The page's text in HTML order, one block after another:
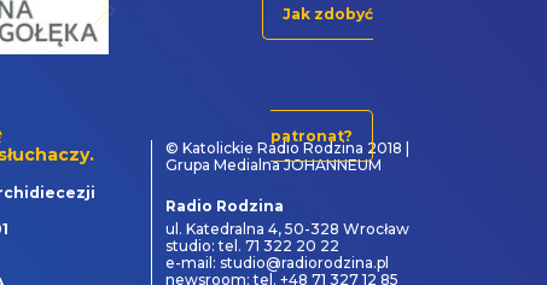
Jak zdobyć
patronat?
© Katolickie Radio Rodzina 2018 |
Grupa Medialna JOHANNEUM
Radio Rodzina
ul. Katedralna 4, 50-328 Wrocław
studio: tel. 71 322 20 22
e-mail: studio@radiorodzina.pl
newsroom: tel. +48 71 327 12 85